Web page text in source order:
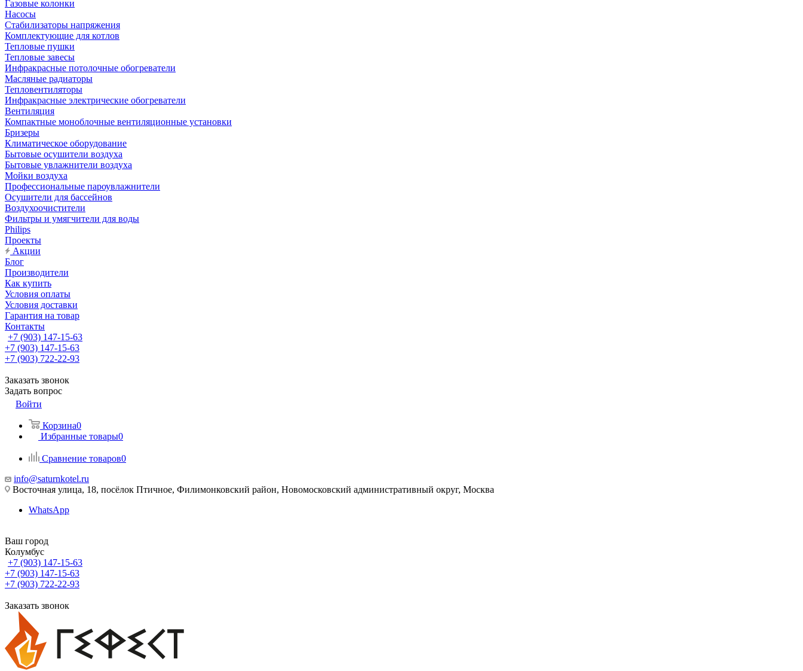
Газовые колонки
Насосы
Стабилизаторы напряжения
Комплектующие для котлов
Тепловые пушки
Тепловые завесы
Инфракрасные потолочные обогреватели
Масляные радиаторы
Тепловентиляторы
Инфракрасные электрические обогреватели
Вентиляция
Компактные моноблочные вентиляционные установки
Бризеры
Климатическое оборудование
Бытовые осушители воздуха
Бытовые увлажнители воздуха
Мойки воздуха
Профессиональные пароувлажнители
Осушители для бассейнов
Воздухоочистители
Фильтры и умягчители для воды
Philips
Проекты
Акции
Блог
Производители
Как купить
Условия оплаты
Условия доставки
Гарантия на товар
Контакты
+7 (903) 147-15-63
+7 (903) 147-15-63
+7 (903) 722-22-93
Заказать звонок
Задать вопрос
Войти
Корзина0
Избранные товары0
Сравнение товаров0
info@saturnkotel.ru
Восточная улица, 18, посёлок Птичное, Филимонковский район, Новомосковский административный округ, Москва
WhatsApp
Ваш город
Колумбус
+7 (903) 147-15-63
+7 (903) 147-15-63
+7 (903) 722-22-93
Заказать звонок